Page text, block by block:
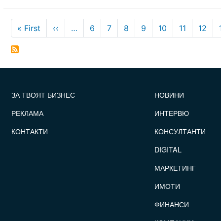
Pagination
« First First page
‹‹ Previous page
… 6 7 8 9 10 11 12
ЗА ТВОЯТ БИЗНЕС
РЕКЛАМА
КОНТАКТИ
НОВИНИ
ИНТЕРВЮ
КОНСУЛТАНТИ
DIGITAL
МАРКЕТИНГ
ИМОТИ
ФИНАНСИ